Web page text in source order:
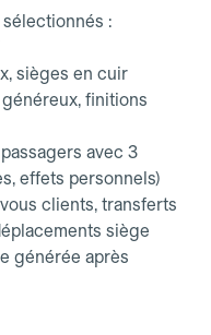
:
sièges en cuir
finitions
avec 3
effets personnels)
clients, transferts
siège
générée après